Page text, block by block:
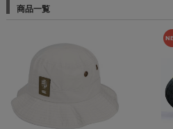
商品一覧